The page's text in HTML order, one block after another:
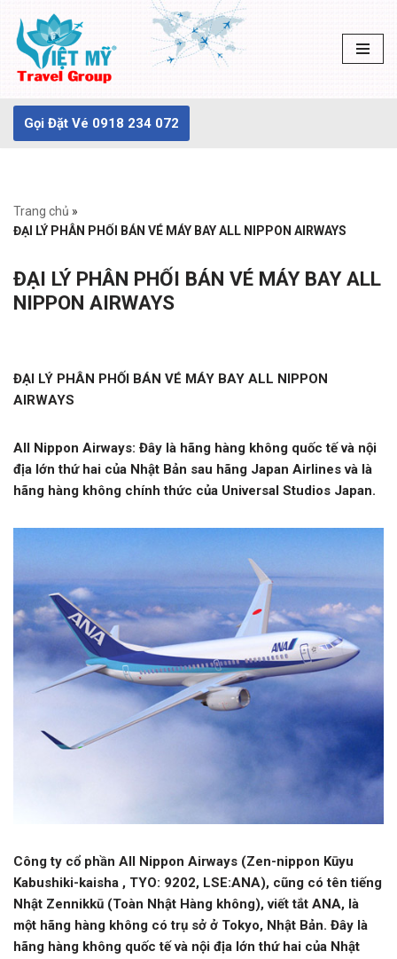
Chuyển
tới
dung
Gọi Đặt Vé 0918 234 072
Trang chủ »
ĐẠI LÝ PHÂN PHỐI BÁN VÉ MÁY BAY ALL NIPPON AIRWAYS
ĐẠI LÝ PHÂN PHỐI BÁN VÉ MÁY BAY ALL
NIPPON AIRWAYS
ĐẠI LÝ PHÂN PHỐI BÁN VÉ MÁY BAY ALL NIPPON
AIRWAYS
All Nippon Airways: Đây là hãng hàng không quốc tế và nội
địa lớn thứ hai của Nhật Bản sau hãng Japan Airlines và là
hãng hàng không chính thức của Universal Studios Japan.
Công ty cổ phần All Nippon Airways (Zen-nippon Kūyu
Kabushiki-kaisha , TYO: 9202, LSE:ANA), cũng có tên tiếng
Nhật Zennikkū (Toàn Nhật Hàng không), viết tắt ANA, là
một hãng hàng không có trụ sở ở Tokyo, Nhật Bản. Đây là
hãng hàng không quốc tế và nội địa lớn thứ hai của Nhật